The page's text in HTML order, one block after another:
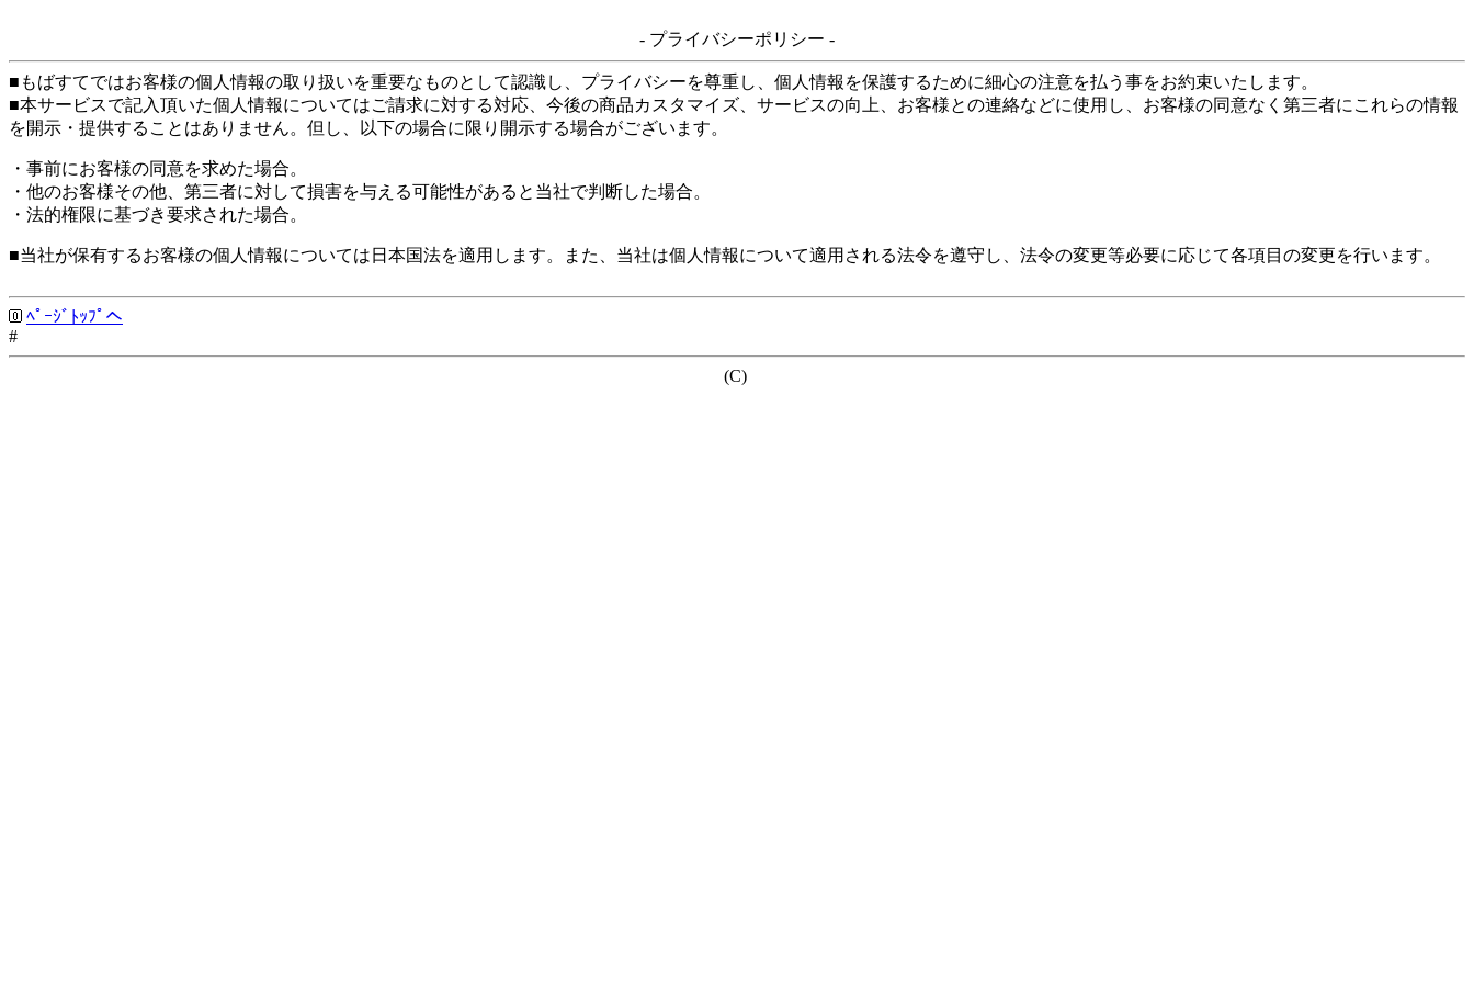
- プライバシーポリシー -
■もばすてではお客様の個人情報の取り扱いを重要なものとして認識し、プライバシーを尊重し、個人情報を保護するために細心の注意を払う事をお約束いたします。
■本サービスで記入頂いた個人情報についてはご請求に対する対応、今後の商品カスタマイズ、サービスの向上、お客様との連絡などに使用し、お客様の同意なく第三者にこれらの情報
を開示・提供することはありません。但し、以下の場合に限り開示する場合がございます。
・事前にお客様の同意を求めた場合。
・他のお客様その他、第三者に対して損害を与える可能性があると当社で判断した場合。
・法的権限に基づき要求された場合。
■当社が保有するお客様の個人情報については日本国法を適用します。また、当社は個人情報について適用される法令を遵守し、法令の変更等必要に応じて各項目の変更を行います。
ﾍﾟｰｼﾞﾄｯﾌﾟへ
#
(C)